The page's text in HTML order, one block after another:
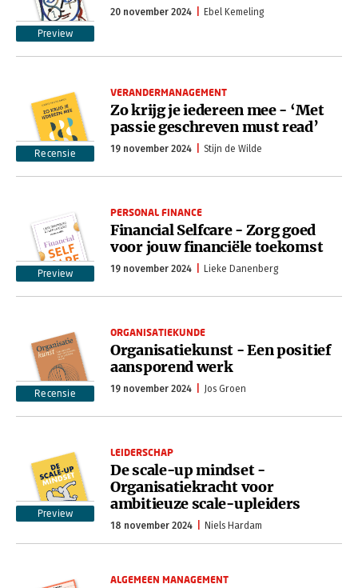
Preview
20 november 2024 Ebel Kemeling
Recensie
VERANDERMANAGEMENT
Zo krijg je iedereen mee - ‘Met
passie geschreven must read’
19 november 2024 Stijn de Wilde
Preview
PERSONAL FINANCE
Financial Selfcare - Zorg goed
voor jouw financiële toekomst
19 november 2024 Lieke Danenberg
Recensie
ORGANISATIEKUNDE
Organisatiekunst - Een positief
aansporend werk
19 november 2024 Jos Groen
Preview
LEIDERSCHAP
De scale-up mindset -
Organisatiekracht voor
ambitieuze scale-upleiders
18 november 2024 Niels Hardam
ALGEMEEN MANAGEMENT